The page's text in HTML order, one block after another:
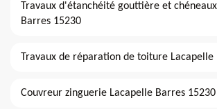
Travaux d'étanchéité gouttière et
Barres 15230
Travaux de réparation de toiture Lacapelle
Couvreur zinguerie Lacapelle Barres 15230